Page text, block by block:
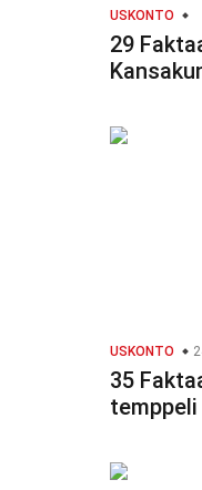
USKONTO
29
USKONTO
35